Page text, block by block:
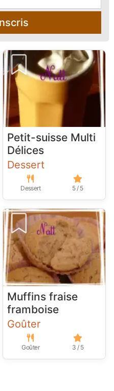
Petit-suisse Multi
Délices
Dessert
Dessert 5 / 5
Muffins fraise
framboise
Goûter
Goûter 3 / 5